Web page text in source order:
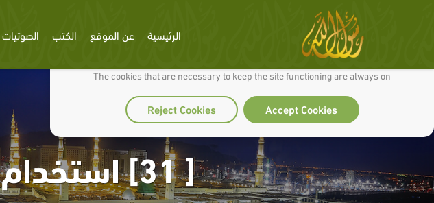
We use cookies to make our site work well for you and so we can continually improve it.
The cookies that are necessary to keep the site functioning are always on
Accept Cookies
Reject Cookies
الرئيسية عن الموقع الكتب الصوتيات
[ 31] استخدام التكرار في التعليم